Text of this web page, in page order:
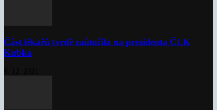
Část lékařů tvrdě zaútočila na prezidenta ČLK
Kubka